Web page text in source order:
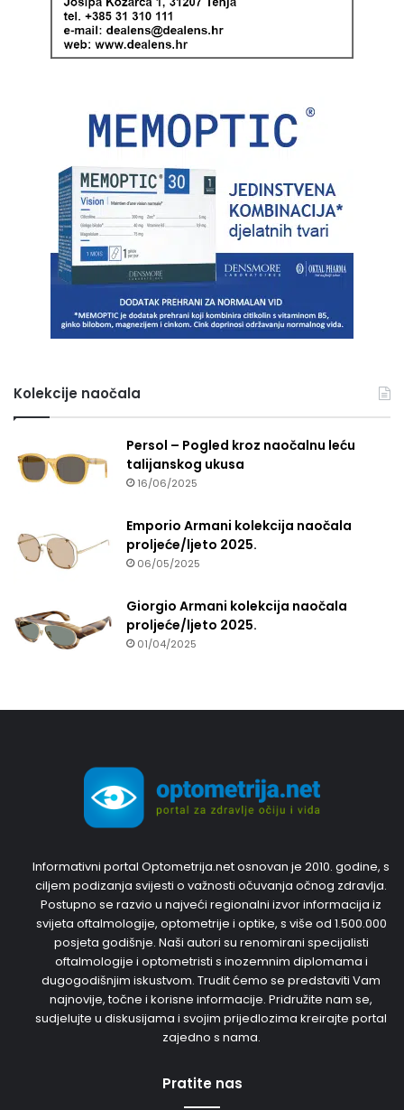
Kolekcije naočala
Persol – Pogled kroz naočalnu leću
talijanskog ukusa
16/06/2025
Emporio Armani kolekcija naočala
proljeće/ljeto 2025.
06/05/2025
Giorgio Armani kolekcija naočala
proljeće/ljeto 2025.
01/04/2025
Informativni portal Optometrija.net osnovan je 2010. godine, s
ciljem podizanja svijesti o važnosti očuvanja očnog zdravlja.
Postupno se razvio u najveći regionalni izvor informacija iz
svijeta oftalmologije, optometrije i optike, s više od 1.500.000
posjeta godišnje. Naši autori su renomirani specijalisti
oftalmologije i optometristi s inozemnim diplomama i
dugogodišnjim iskustvom. Trudit ćemo se predstaviti Vam
najnovije, točne i korisne informacije. Pridružite nam se,
sudjelujte u diskusijama i svojim prijedlozima kreirajte portal
zajedno s nama.
Pratite nas